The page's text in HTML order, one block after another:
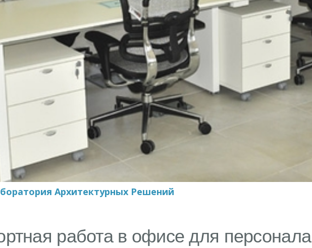
Архитектурных Решений
работа в офисе для персонала